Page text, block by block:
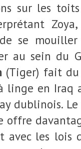
sur les toits
se
au sein du
(Tiger) fait
linge en Iraq
dublinois.
avec les